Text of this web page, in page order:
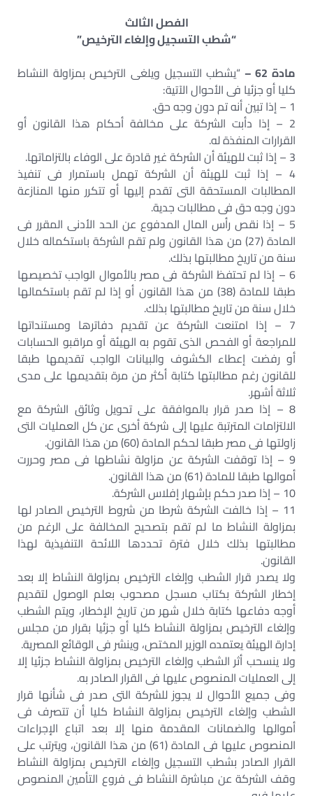
الفصل الثالث
“شطب التسجيل وإلغاء الترخيص”
مادة 62 –
“يشطب التسجيل ويلغى الترخيص بمزاولة النشاط
كليا أو جزئيا فى الأحوال الآتية:
1 – إذا تبين أنه تم دون وجه حق.
2 – إذا دأبت الشركة على مخالفة أحكام هذا القانون أو
القرارات المنفذة له.
3 – إذا ثبت للهيئة أن الشركة غير قادرة على الوفاء بالتزاماتها.
4 – إذا ثبت للهيئة أن الشركة تهمل باستمرار فى تنفيذ
المطالبات المستحقة التى تقدم إليها أو تتكرر منها المنازعة
دون وجه حق فى مطالبات جدية.
5 – إذا نقص رأس المال المدفوع عن الحد الأدنى المقرر فى
المادة (27) من هذا القانون ولم تقم الشركة باستكماله خلال
سنة من تاريخ مطالبتها بذلك.
6 – إذا لم تحتفظ الشركة فى مصر بالأموال الواجب تخصيصها
طبقا للمادة (38) من هذا القانون أو إذا لم تقم باستكمالها
خلال سنة من تاريخ مطالبتها بذلك.
7 – إذا امتنعت الشركة عن تقديم دفاترها ومستنداتها
للمراجعة أو الفحص الذى تقوم به الهيئة أو مراقبو الحسابات
أو رفضت إعطاء الكشوف والبيانات الواجب تقديمها طبقا
للقانون رغم مطالبتها كتابة أكثر من مرة بتقديمها على مدى
ثلاثة أشهر.
8 – إذا صدر قرار بالموافقة على تحويل وثائق الشركة مع
الالتزامات المترتبة عليها إلى شركة أخرى عن كل العمليات التى
زاولتها فى مصر طبقا لحكم المادة (60) من هذا القانون.
9 – إذا توقفت الشركة عن مزاولة نشاطها فى مصر وحررت
أموالها طبقا للمادة (61) من هذا القانون.
10 – إذا صدر حكم بإشهار إفلاس الشركة.
11 – إذا خالفت الشركة شرطا من شروط الترخيص الصادر لها
بمزاولة النشاط ما لم تقم بتصحيح المخالفة على الرغم من
مطالبتها بذلك خلال فترة تحددها اللائحة التنفيذية لهذا
القانون.
ولا يصدر قرار الشطب وإلغاء الترخيص بمزاولة النشاط إلا بعد
إخطار الشركة بكتاب مسجل مصحوب بعلم الوصول لتقديم
أوجه دفاعها كتابة خلال شهر من تاريخ الإخطار، ويتم الشطب
وإلغاء الترخيص بمزاولة النشاط كليا أو جزئيا بقرار من مجلس
إدارة الهيئة يعتمده الوزير المختص، وينشر فى الوقائع المصرية.
ولا ينسحب أثر الشطب وإلغاء الترخيص بمزاولة النشاط جزئيا إلا
إلى العمليات المنصوص عليها فى القرار الصادر به.
وفى جميع الأحوال لا يجوز للشركة التى صدر فى شأنها قرار
الشطب وإلغاء الترخيص بمزاولة النشاط كليا أن تتصرف فى
أموالها والضمانات المقدمة منها إلا بعد اتباع الإجراءات
المنصوص عليها فى المادة (61) من هذا القانون، ويترتب على
القرار الصادر بشطب التسجيل وإلغاء الترخيص بمزاولة النشاط
وقف الشركة عن مباشرة النشاط فى فروع التأمين المنصوص